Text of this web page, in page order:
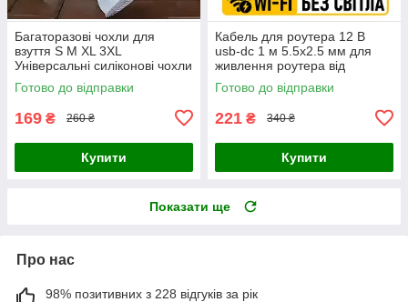
Багаторазові чохли для
взуття S M XL 3XL
Універсальні силіконові чохли
на взуття від дощу
Готово до відправки
169 ₴ 260 ₴
Купити
Кабель для роутера 12 В
usb-dc 1 м 5.5x2.5 мм для
живлення роутера від
павербанка Шнур для вай-
фай роутера
Готово до відправки
221 ₴ 340 ₴
Купити
Показати ще
Про нас
98% позитивних з 228 відгуків за рік